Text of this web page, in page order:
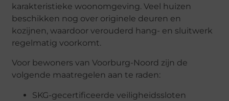
karakteristieke woonomgeving. Veel huizen
beschikken nog over originele deuren en
kozijnen, waardoor verouderd hang- en sluitwerk
regelmatig voorkomt.
Voor bewoners van Voorburg-Noord zijn de
volgende maatregelen aan te raden:
SKG-gecertificeerde veiligheidssloten